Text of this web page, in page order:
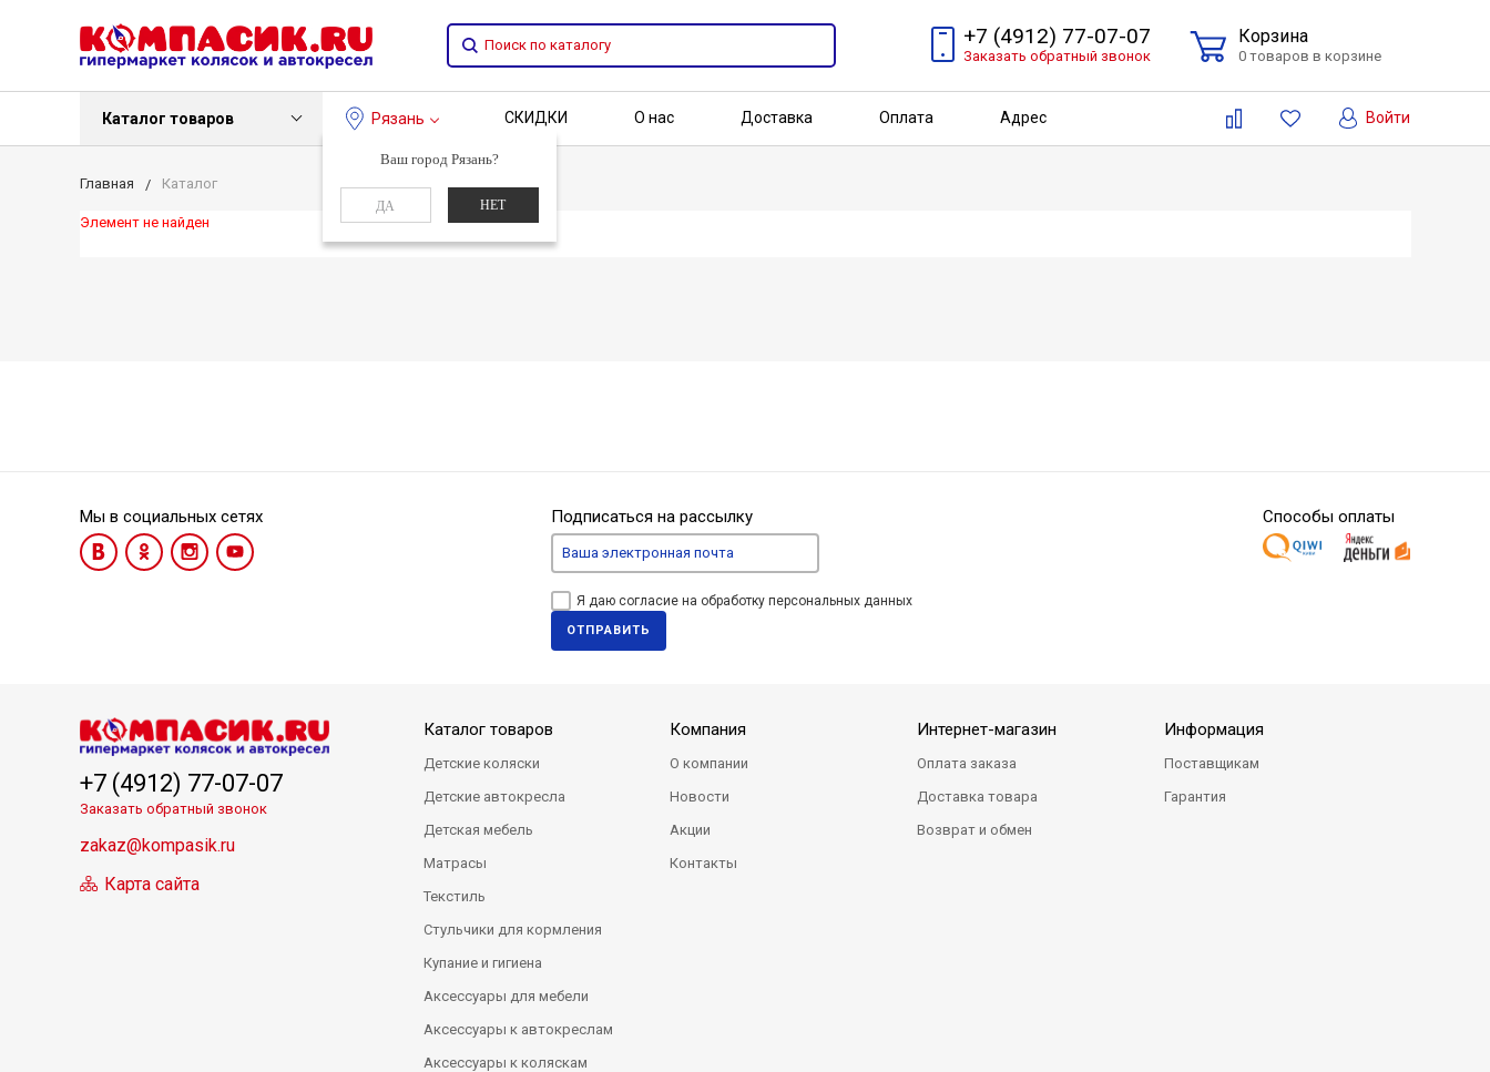
+7 (4912) 77-07-07
Заказать обратный звонок
Корзина
0 товаров в корзине
Каталог товаров Рязань
Ваш город Рязань?
ДА НЕТ
СКИДКИ О нас Доставка Оплата Адрес Войти
Главная Каталог
Элемент не найден
Мы в социальных сетях Подписаться на рассылку
Я даю согласие на обработку персональных данных
ОТПРАВИТЬ
Способы оплаты
+7 (4912) 77-07-07
Заказать обратный звонок
zakaz@kompasik.ru
Карта сайта
Каталог товаров
Детские коляски
Детские автокресла
Детская мебель
Матрасы
Текстиль
Стульчики для кормления
Купание и гигиена
Аксессуары для мебели
Аксессуары к автокреслам
Аксессуары к коляскам
Компания
О компании
Новости
Акции
Контакты
Интернет-магазин
Оплата заказа
Доставка товара
Возврат и обмен
Информация
Поставщикам
Гарантия